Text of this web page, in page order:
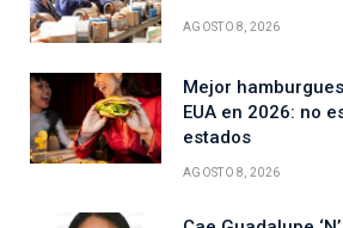
AGOSTO 8, 2026
Mejor
EUA en 2026: no
estados
AGOSTO 8, 2026